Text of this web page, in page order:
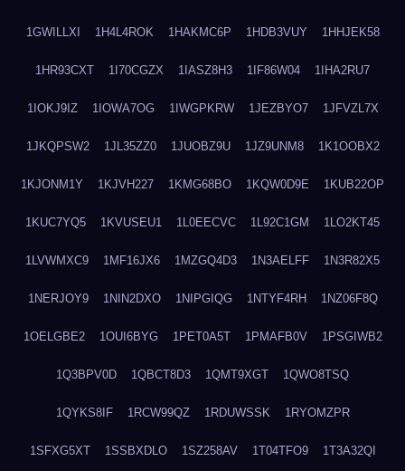
1GWILLXI 1H4L4ROK 1HAKMC6P 1HDB3VUY 1HHJEK58
1HR93CXT 1I70CGZX 1IASZ8H3 1IF86W04 1IHA2RU7
1IOKJ9IZ 1IOWA7OG 1IWGPKRW 1JEZBYO7 1JFVZL7X
1JKQPSW2 1JL35ZZ0 1JUOBZ9U 1JZ9UNM8 1K1OOBX2
1KJONM1Y 1KJVH227 1KMG68BO 1KQW0D9E 1KUB22OP
1KUC7YQ5 1KVUSEU1 1L0EECVC 1L92C1GM 1LO2KT45
1LVWMXC9 1MF16JX6 1MZGQ4D3 1N3AELFF 1N3R82X5
1NERJOY9 1NIN2DXO 1NIPGIQG 1NTYF4RH 1NZ06F8Q
1OELGBE2 1OUI6BYG 1PET0A5T 1PMAFB0V 1PSGIWB2
1Q3BPV0D 1QBCT8D3 1QMT9XGT 1QWO8TSQ
1QYKS8IF 1RCW99QZ 1RDUWSSK 1RYOMZPR
1SFXG5XT 1SSBXDLO 1SZ258AV 1T04TFO9 1T3A32QI